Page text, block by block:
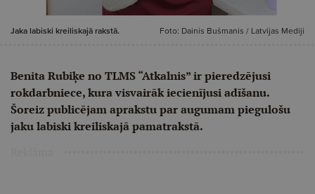
Jaka labiski kreiliskajā rakstā. Foto: Dainis Bušmanis / Latvijas Mediji
Benita Rubiķe no TLMS “Atkalnis” ir pieredzējusi
rokdarbniece, kura visvairāk iecienījusi adīšanu.
Šoreiz publicējam aprakstu par augumam piegulošu
jaku labiski kreiliskajā pamatrakstā.